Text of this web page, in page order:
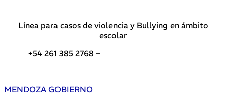
Línea para casos de violencia y Bullying en ámbito
escolar
+54 261 385 2768 –
MENDOZA GOBIERNO